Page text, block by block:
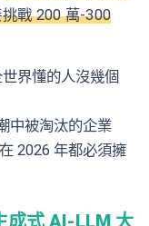
戰 200 萬-300
界懂的人沒幾個
中被淘汰的企業
2026 年都必須擁
成式 AI-LLM 大